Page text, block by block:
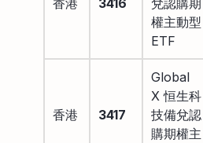
權主動型
ETF
香港 3417
Global
X 恒生科
技備兌認
購期權主